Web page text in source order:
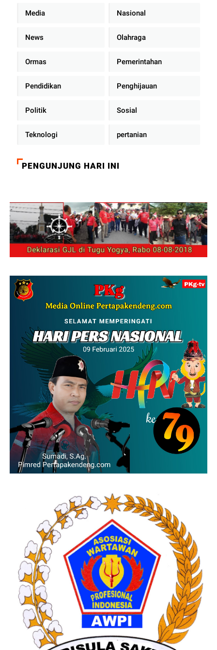
Media Nasional
News Olahraga
Ormas Pemerintahan
Pendidikan Penghijauan
Politik Sosial
Teknologi pertanian
PENGUNJUNG HARI INI